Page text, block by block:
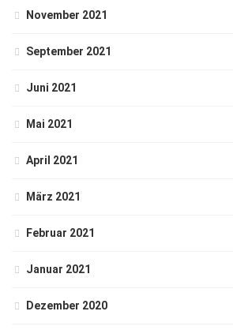
November 2021
September 2021
Juni 2021
Mai 2021
April 2021
März 2021
Februar 2021
Januar 2021
Dezember 2020